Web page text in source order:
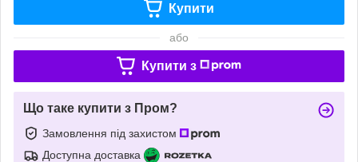
Купити
або
Купити з
Що таке купити з Пром?
Замовлення під захистом
Доступна доставка